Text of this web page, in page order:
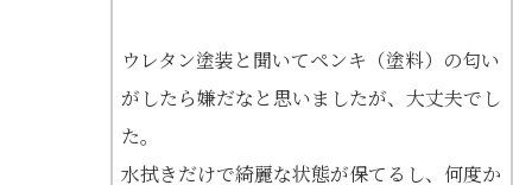
ウレタン塗装と聞いてペンキ（塗料）の匂い
がしたら嫌だなと思いましたが、大丈夫でし
た。
水拭きだけで綺麗な状態が保てるし、何度か